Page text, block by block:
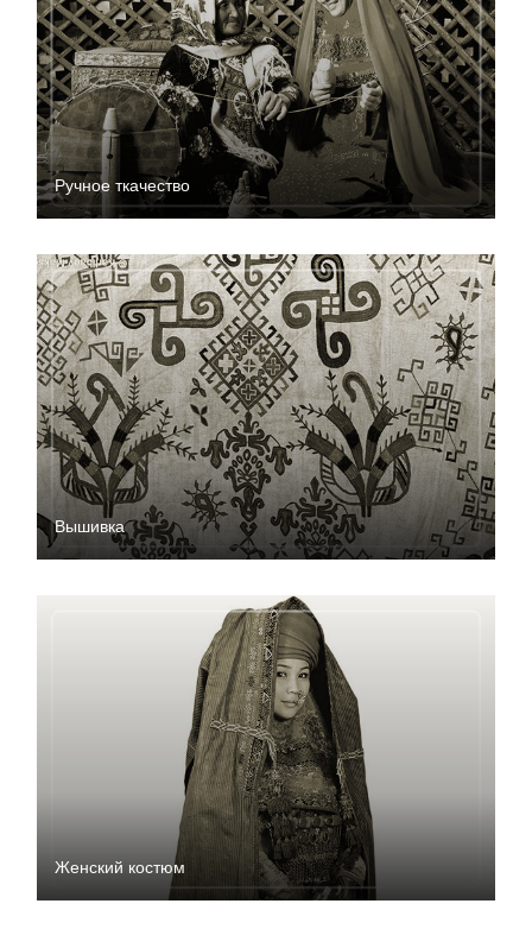
Ручное ткачество
Вышивка
Женский костюм